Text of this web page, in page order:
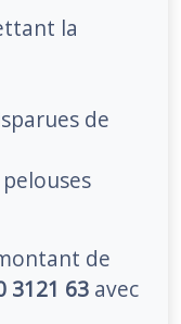
la
de
de
3121 63 avec